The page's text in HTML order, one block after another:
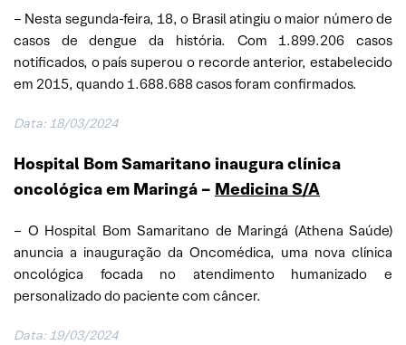
– Nesta segunda-feira, 18, o Brasil atingiu o maior número de
casos de dengue da história. Com 1.899.206 casos
notificados, o país superou o recorde anterior, estabelecido
em 2015, quando 1.688.688 casos foram confirmados.
Data: 18/03/2024
Hospital Bom Samaritano inaugura clínica
oncológica em Maringá – Medicina S/A
– O Hospital Bom Samaritano de Maringá (Athena Saúde)
anuncia a inauguração da Oncomédica, uma nova clínica
oncológica focada no atendimento humanizado e
personalizado do paciente com câncer.
Data: 19/03/2024